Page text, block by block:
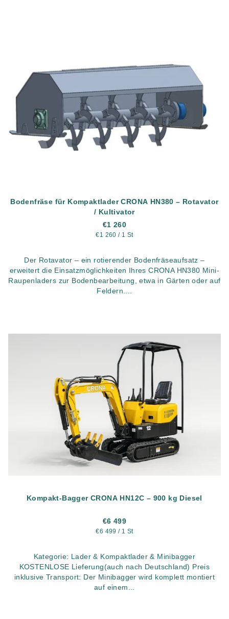
Bodenfräse für Kompaktlader CRONA HN380 – Rotavator
/ Kultivator
€1 260
Verkaufspreis:
€1 260 / 1 St
Der Rotavator – ein rotierender Bodenfräseaufsatz –
erweitert die Einsatzmöglichkeiten Ihres CRONA HN380 Mini-
Raupenladers zur Bodenbearbeitung, etwa in Gärten oder auf
Feldern....
Kompakt-Bagger CRONA HN12C – 900 kg Diesel
€6 499
Verkaufspreis:
€6 499 / 1 St
Kategorie: Lader & Kompaktlader & Minibagger
KOSTENLOSE Lieferung(auch nach Deutschland) Preis
inklusive Transport: Der Minibagger wird komplett montiert
auf einem...